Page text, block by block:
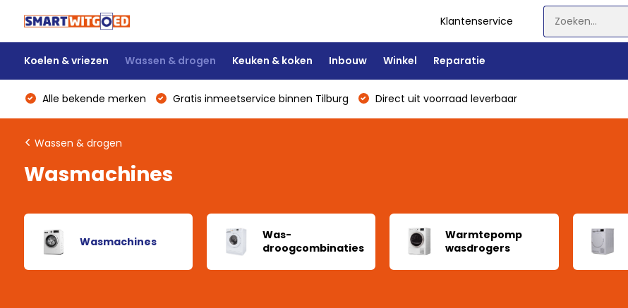
Klantenservice
Koelen & vriezen Wassen & drogen Keuken & koken Inbouw Winkel Reparatie
Alle bekende merken Gratis inmeetservice binnen Tilburg Direct uit voorraad leverbaar
Wassen & drogen
Wasmachines
Wasmachines
Was-
droogcombinaties
Warmtepomp
wasdrogers